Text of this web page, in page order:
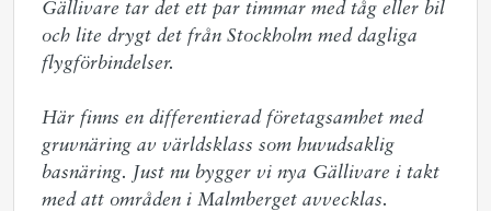
Gällivare tar det ett par timmar med tåg eller bil
och lite drygt det från Stockholm med dagliga
flygförbindelser.
Här finns en differentierad företagsamhet med
gruvnäring av världsklass som huvudsaklig
basnäring. Just nu bygger vi nya Gällivare i takt
med att områden i Malmberget avvecklas.